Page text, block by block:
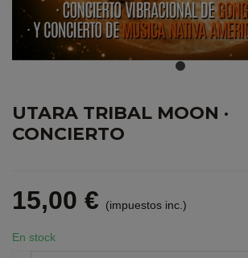
UTARA TRIBAL MOON ·
CONCIERTO
15,00 € (impuestos inc.)
En stock